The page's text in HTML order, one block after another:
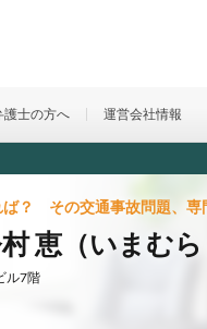
護士の方へ 運営会社情報
？ その交通事故問題、専
恵（いまむら
ル7階